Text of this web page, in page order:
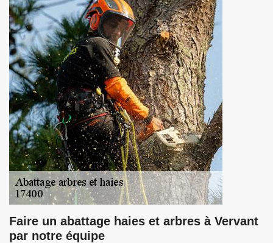
Faire un abattage haies et arbres à Vervant
par notre équipe